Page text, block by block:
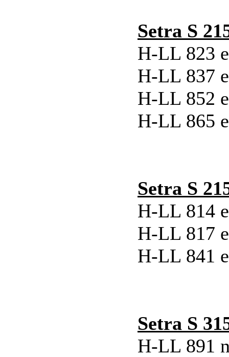
Setra S
H-LL 823
H-LL 837
H-LL 852
H-LL 865
Setra S
H-LL 814
H-LL 817
H-LL 841
Setra S
H-LL 891